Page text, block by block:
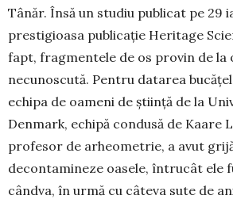
Tânăr. Însă un studiu pu­blicat pe 29
prestigioasa publi­caţie Heritage
fapt, frag­men­tele de os provin de la
necu­noscută. Pentru datarea
echipa de oa­meni de ştiinţă de la
Den­mark, echipă condusă de Kaare
profesor de arheometrie, a avut
decontamineze oasele, întrucât ele
cândva, în urmă cu câteva sute de